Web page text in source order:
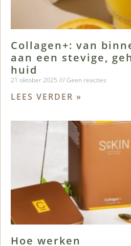
Collagen+: van
aan een stevige,
huid
21 oktober 2025 Geen reacties
LEES VERDER »
Hoe werken